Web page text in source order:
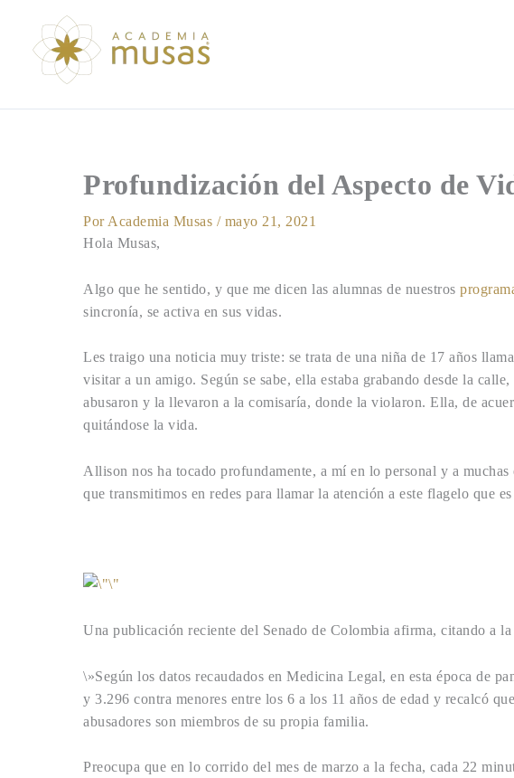
contenido
Profundización del Aspecto de
Por Academia Musas / mayo 21, 2021
Hola Musas,
Algo que he sentido, y que me dicen las alumnas de nuestros
sincronía, se activa en sus vidas.
Les traigo una noticia muy triste: se trata de una niña de 17 años
visitar a un amigo. Según se sabe, ella estaba grabando desde la
abusaron y la llevaron a la comisaría, donde la violaron. Ella, de
quitándose la vida.
Allison nos ha tocado profundamente, a mí en lo personal y a
que transmitimos en redes para llamar la atención a este flagelo que
Una publicación reciente del Senado de Colombia afirma, citando a
\»Según los datos recaudados en Medicina Legal, en esta época de
y 3.296 contra menores entre los 6 a los 11 años de edad y recalcó
abusadores son miembros de su propia familia.
Preocupa que en lo corrido del mes de marzo a la fecha, cada 22